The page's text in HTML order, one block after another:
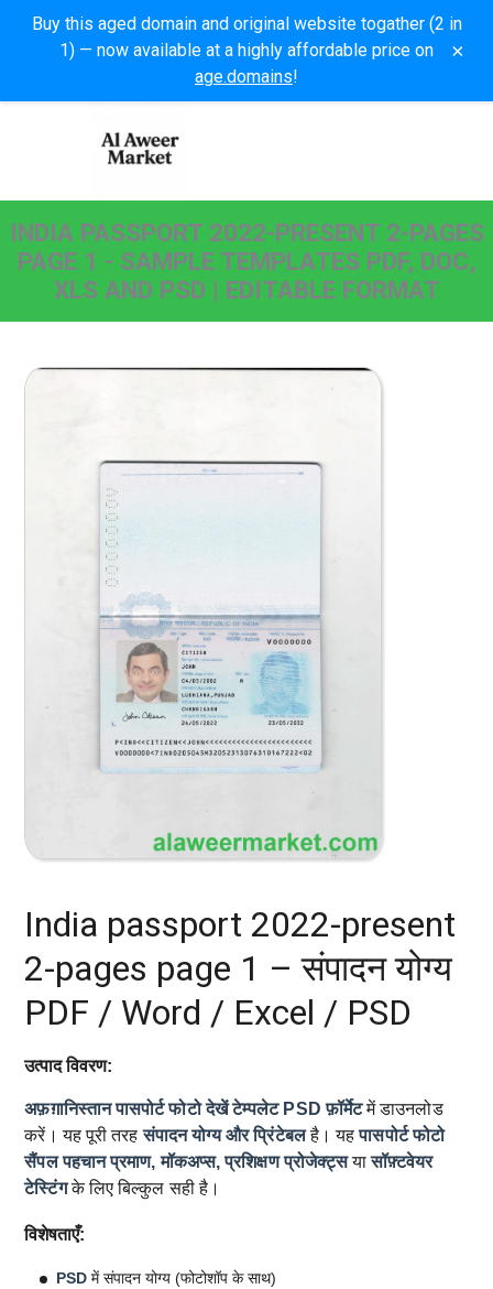
Buy this aged domain and original website togather (2 in
1) — now available at a highly affordable price on
age.domains!
×
INDIA PASSPORT 2022-PRESENT 2-PAGES
PAGE 1 - SAMPLE TEMPLATES PDF, DOC,
XLS AND PSD | EDITABLE FORMAT
India passport 2022-present
2-pages page 1 – संपादन योग्य
PDF / Word / Excel / PSD
उत्पाद विवरण:
अफ़ग़ानिस्तान पासपोर्ट फोटो देखें टेम्पलेट PSD फ़ॉर्मेटमें डाउनलोड
करें। यह पूरी तरहसंपादन योग्य और प्रिंटेबलहै। यहपासपोर्ट फोटो
सैंपल पहचान प्रमाण, मॉकअप्स, प्रशिक्षण प्रोजेक्ट्सयासॉफ़्टवेयर
टेस्टिंगके लिए बिल्कुल सही है।
विशेषताएँ:
PSD में संपादन योग्य (फोटोशॉप के साथ)